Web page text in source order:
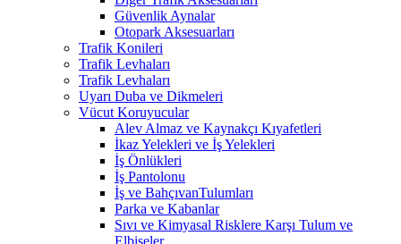
Güvenlik Aynalar
Otopark Aksesuarları
Trafik Konileri
Trafik Levhaları
Trafik Levhaları
Uyarı Duba ve Dikmeleri
Vücut Koruyucular
Alev Almaz ve Kaynakçı Kıyafetleri
İkaz Yelekleri ve İş Yelekleri
İş Önlükleri
İş Pantolonu
İş ve BahçıvanTulumları
Parka ve Kabanlar
Sıvı ve Kimyasal Risklere Karşı Tulum ve
Elbiseler